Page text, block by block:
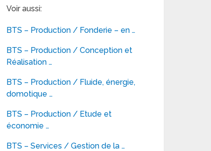
Voir aussi:
BTS – Production / Fonderie – en …
BTS – Production / Conception et
Réalisation …
BTS – Production / Fluide, énergie,
domotique …
BTS – Production / Etude et
économie …
BTS – Services / Gestion de la …